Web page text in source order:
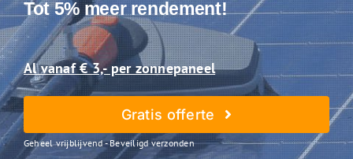
Tot 5% meer rendement!
Al vanaf € 3,- per zonnepaneel
Gratis offerte
Geheel vrijblijvend - Beveiligd verzonden